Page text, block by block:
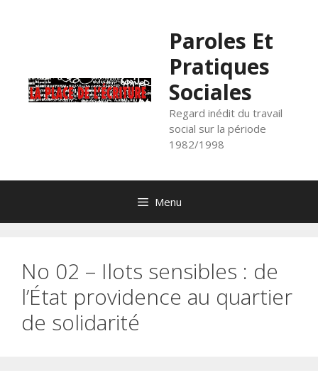
Paroles Et
Pratiques
Sociales
Regard inédit du travail
social sur la période
1982/1998
Menu
No 02 – Ilots sensibles : de
l’État providence au quartier
de solidarité